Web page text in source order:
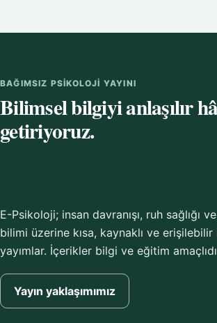
BAĞIMSIZ PSIKOLOJI YAYINI
Bilimsel bilgiyi anlaşılır
getiriyoruz.
E-Psikoloji; insan davranışı, ruh sağlığı
bilimi üzerine kısa, kaynaklı ve
yayımlar. İçerikler bilgi ve eğitim
Yayın yaklaşımımız